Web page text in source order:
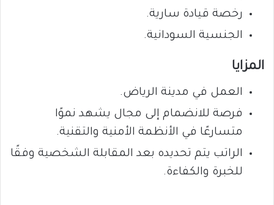
رخصة قيادة سارية.
الجنسية السودانية.
المزايا
العمل في مدينة الرياض.
فرصة للانضمام إلى مجال يشهد نموًا
متسارعًا في الأنظمة الأمنية والتقنية.
الراتب يتم تحديده بعد المقابلة الشخصية وفقًا
للخبرة والكفاءة.